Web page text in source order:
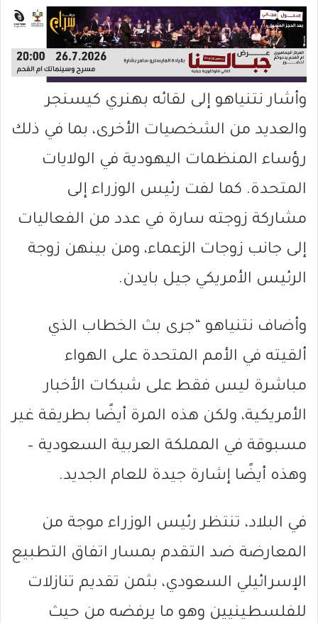
وأشار نتنياهو إلى لقائه بهنري كيسنجر
والعديد من الشخصيات الأخرى، بما في ذلك
رؤساء المنظمات اليهودية في الولايات
المتحدة. كما لفت رئيس الوزراء إلى
مشاركة زوجته سارة في عدد من الفعاليات
إلى جانب زوجات الزعماء، ومن بينهن زوجة
الرئيس الأمريكي جيل بايدن.
وأضاف نتنياهو “جرى بث الخطاب الذي
ألقيته في الأمم المتحدة على الهواء
مباشرة ليس فقط على شبكات الأخبار
الأمريكية، ولكن هذه المرة أيضًا بطريقة غير
مسبوقة في المملكة العربية السعودية –
وهذه أيضًا إشارة جيدة للعام الجديد.
في البلاد، تنتظر رئيس الوزراء موجة من
المعارضة ضد التقدم بمسار اتفاق التطبيع
الإسرائيلي السعودي، بثمن تقديم تنازلات
للفلسطينيين وهو ما يرفضه من حيث